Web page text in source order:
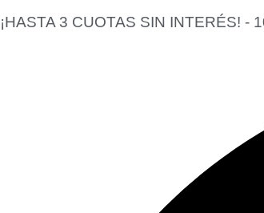
¡HASTA 3 CUOTAS SIN INTERÉS! -